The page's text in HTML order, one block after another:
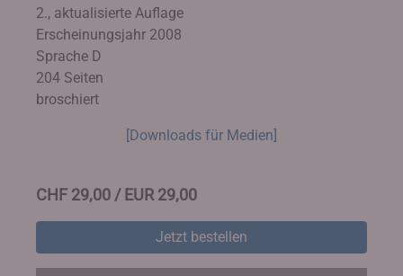
2., aktualisierte Auflage
Erscheinungsjahr 2008
Sprache D
204 Seiten
broschiert
[Downloads für Medien]
CHF 29,00 / EUR 29,00
Jetzt bestellen